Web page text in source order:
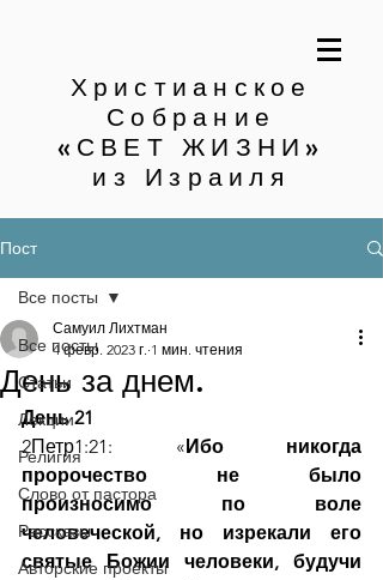
Христианское
Собрание
«СВЕТ ЖИЗНИ»
из Израиля
Пост
Все посты
Статьи
Лекции
Религия
Слово от пастора
Рассказы
Авторские проекты
Все посты
День за днем.
Самуил Лихтман
4 февр. 2023 г. 1 мин. чтения
День 21
2Петр1:21: «Ибо никогда
пророчество не было
произносимо по воле
человеческой, но изрекали его
святые Божии человеки, будучи